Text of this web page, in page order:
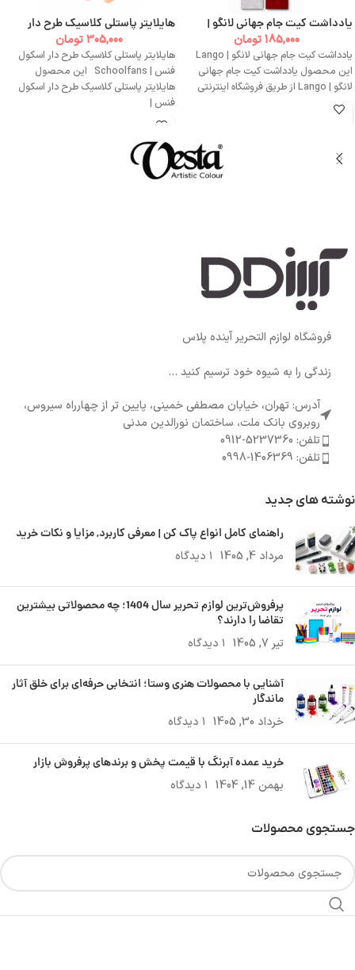
یادداشت کیت جام جهانی لانگو |
185,000 تومان
یادداشت کیت جام جهانی لانگو | Lango
این محصول یادداشت کیت جام جهانی
لانگو | Lango از طریق فروشگاه اینترنتی
هایلایتر پاستلی کلاسیک طرح دار
اسکول فنس | Schoolfans305,000 تومان
هایلایتر پاستلی کلاسیک طرح دار اسکول
فنس | Schoolfans این محصول
هایلایتر پاستلی کلاسیک طرح دار اسکول
فنس |
فروشگاه لوازم التحریر آینده پلاس
زندگی را به شیوه خود ترسیم کنید ...
آدرس: تهران، خیابان مصطفی خمینی، پایین تر از چهارراه سیروس،
روبروی بانک ملت، ساختمان نورالدین مدنی
تلفن: 5237360-0912
تلفن: 1406369-0998
نوشته های جدید
راهنمای کامل انواع پاک کن | معرفی کاربرد, مزایا و نکات خرید
مرداد 4, 1405 ۱ دیدگاه
پرفروش‌ترین لوازم تحریر سال 1404؛ چه محصولاتی بیشترین
تقاضا را دارند؟
تیر 7, 1405 ۱ دیدگاه
آشنایی با محصولات هنری وستا؛ انتخابی حرفه‌ای برای خلق آثار
ماندگار
خرداد 30, 1405 ۱ دیدگاه
خرید عمده آبرنگ با قیمت پخش و برندهای پرفروش بازار
بهمن 14, 1404 ۱ دیدگاه
جستجوی محصولات